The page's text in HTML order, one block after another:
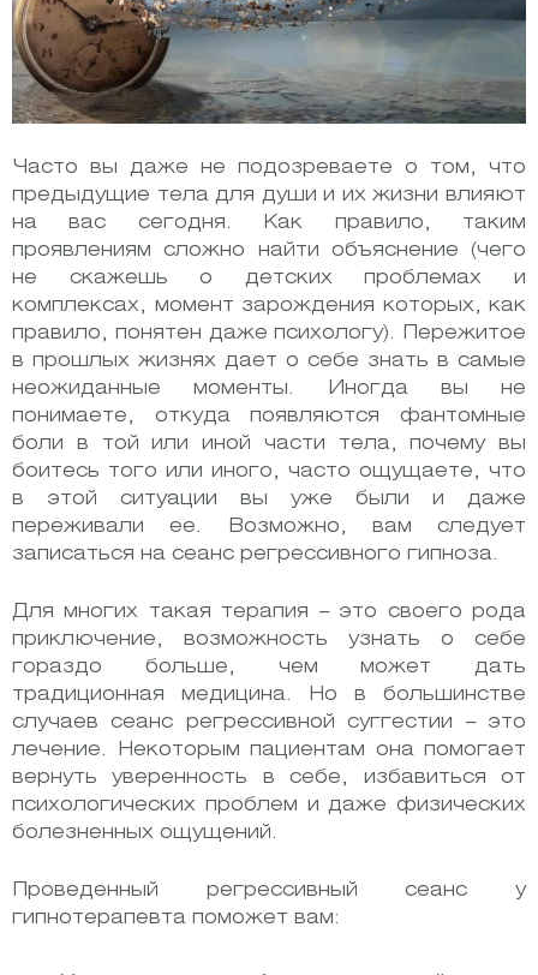
Часто вы даже не подозреваете о том, что
предыдущие тела для души и их жизни влияют
на вас сегодня. Как правило, таким
проявлениям сложно найти объяснение (чего
не скажешь о детских проблемах и
комплексах, момент зарождения которых, как
правило, понятен даже психологу). Пережитое
в прошлых жизнях дает о себе знать в самые
неожиданные моменты. Иногда вы не
понимаете, откуда появляются фантомные
боли в той или иной части тела, почему вы
боитесь того или иного, часто ощущаете, что
в этой ситуации вы уже были и даже
переживали ее. Возможно, вам следует
записаться на сеанс регрессивного гипноза.
Для многих такая терапия – это своего рода
приключение, возможность узнать о себе
гораздо больше, чем может дать
традиционная медицина. Но в большинстве
случаев сеанс регрессивной суггестии – это
лечение. Некоторым пациентам она помогает
вернуть уверенность в себе, избавиться от
психологических проблем и даже физических
болезненных ощущений.
Проведенный регрессивный сеанс у
гипнотерапевта поможет вам: